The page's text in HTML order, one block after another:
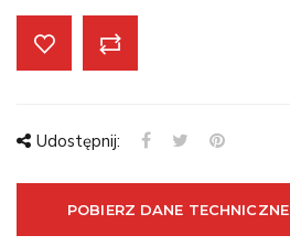
Udostępnij:
POBIERZ DANE TECHNICZNE